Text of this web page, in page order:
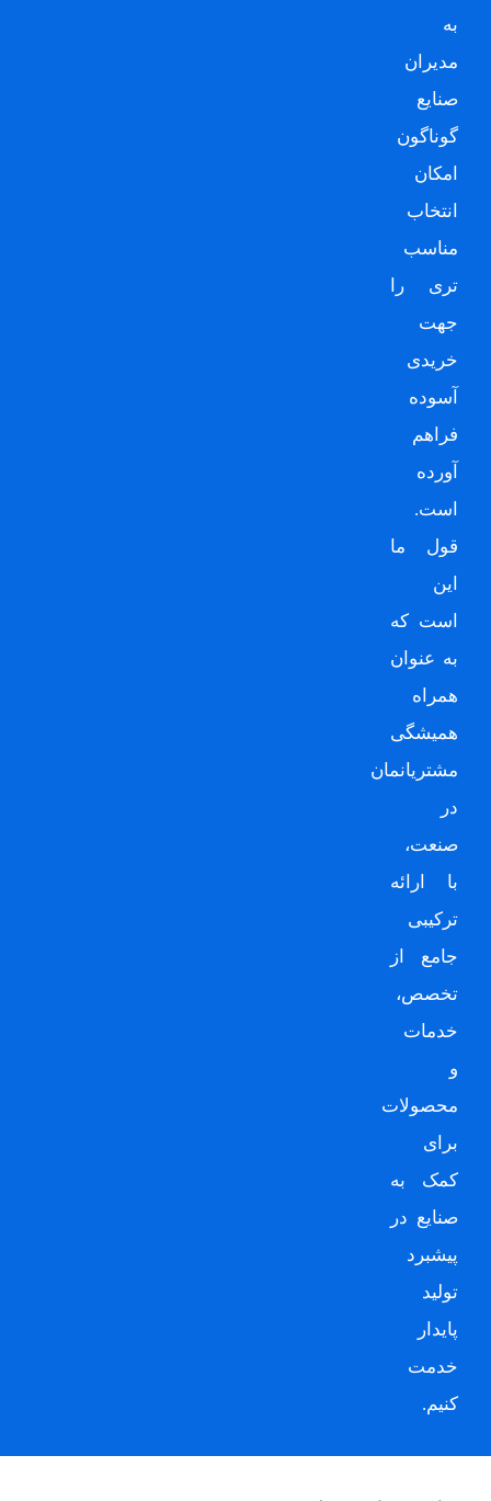
به
مدیران
صنایع
گوناگون
امکان
انتخاب
مناسب
تری را
جهت
خریدی
آسوده
فراهم
آورده
است.
قول ما
این
است که
به عنوان
همراه
همیشگی
مشتریانمان
در
صنعت،
با ارائه
ترکیبی
جامع از
تخصص،
خدمات
و
محصولات
برای
کمک به
صنایع در
پیشبرد
تولید
پایدار
خدمت
کنیم.